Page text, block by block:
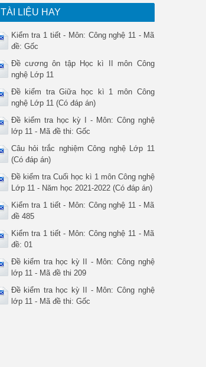
TÀI LIỆU HAY
Kiểm tra 1 tiết - Môn: Công nghệ 11 - Mã
đề: Gốc
Đề cương ôn tập Học kì II môn Công
nghệ Lớp 11
Đề kiểm tra Giữa học kì 1 môn Công
nghệ Lớp 11 (Có đáp án)
Đề kiểm tra học kỳ I - Môn: Công nghệ
lớp 11 - Mã đề thi: Gốc
Câu hỏi trắc nghiệm Công nghệ Lớp 11
(Có đáp án)
Đề kiểm tra Cuối học kì 1 môn Công nghệ
Lớp 11 - Năm học 2021-2022 (Có đáp án)
Kiểm tra 1 tiết - Môn: Công nghệ 11 - Mã
đề 485
Kiểm tra 1 tiết - Môn: Công nghệ 11 - Mã
đề: 01
Đề kiểm tra học kỳ II - Môn: Công nghệ
lớp 11 - Mã đề thi 209
Đề kiểm tra học kỳ II - Môn: Công nghệ
lớp 11 - Mã đề thi: Gốc